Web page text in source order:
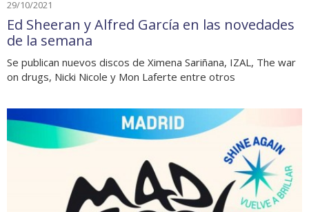
29/10/2021
Ed Sheeran y Alfred García en las novedades
de la semana
Se publican nuevos discos de Ximena Sariñana, IZAL, The war
on drugs, Nicki Nicole y Mon Laferte entre otros